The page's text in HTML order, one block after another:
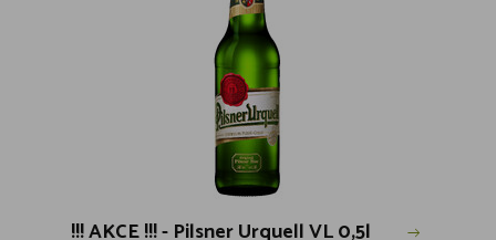
!!! AKCE !!! - Pilsner Urquell VL 0,5l